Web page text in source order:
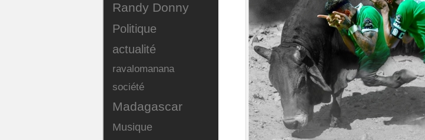
Randy Donny
Politique
actualité
ravalomanana
société
Madagascar
Musique